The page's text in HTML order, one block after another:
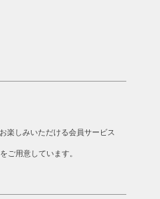
楽しみいただける会員サービス
ご用意しています。